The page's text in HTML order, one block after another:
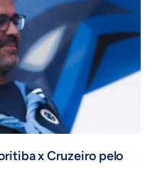
x Cruzeiro pelo